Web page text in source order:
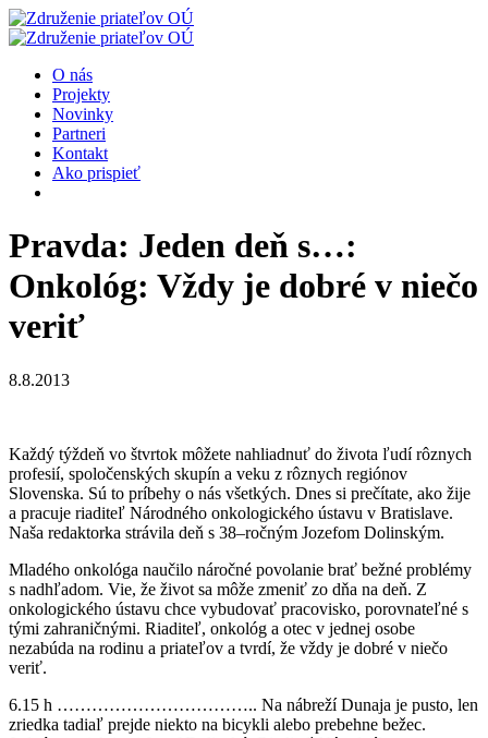
O nás
Projekty
Novinky
Partneri
Kontakt
Ako prispieť
Pravda: Jeden deň s…:
Onkológ: Vždy je dobré v niečo
veriť
8.8.2013
Každý týždeň vo štvrtok môžete nahliadnuť do života ľudí rôznych
profesií, spoločenských skupín a veku z rôznych regiónov
Slovenska. Sú to príbehy o nás všetkých. Dnes si prečítate, ako žije
a pracuje riaditeľ Národného onkologického ústavu v Bratislave.
Naša redaktorka strávila deň s 38–ročným Jozefom Dolinským.
Mladého onkológa naučilo náročné povolanie brať bežné problémy
s nadhľadom. Vie, že život sa môže zmeniť zo dňa na deň. Z
onkologického ústavu chce vybudovať pracovisko, porovnateľné s
tými zahraničnými. Riaditeľ, onkológ a otec v jednej osobe
nezabúda na rodinu a priateľov a tvrdí, že vždy je dobré v niečo
veriť.
6.15 h …………………………….. Na nábreží Dunaja je pusto, len
zriedka tadiaľ prejde niekto na bicykli alebo prebehne bežec.